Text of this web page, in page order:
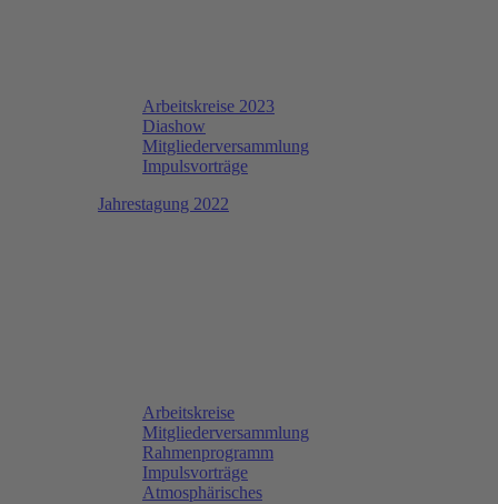
Arbeitskreise 2023
Diashow
Mitgliederversammlung
Impulsvorträge
Jahrestagung 2022
Arbeitskreise
Mitgliederversammlung
Rahmenprogramm
Impulsvorträge
Atmosphärisches